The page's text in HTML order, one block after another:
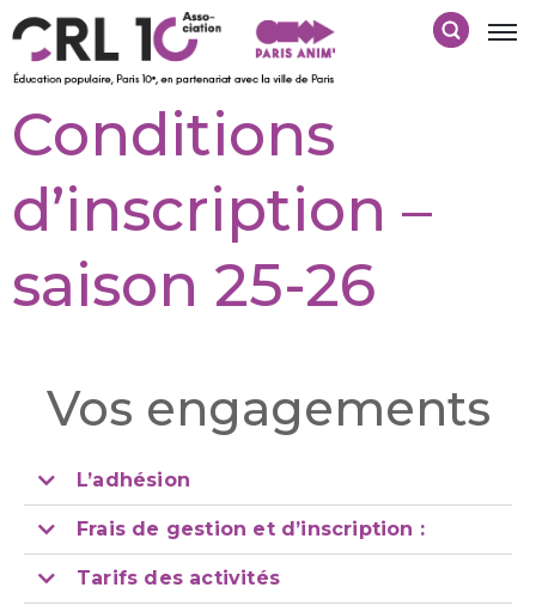
Conditions
d’inscription –
saison 25-26
Vos engagements
L’adhésion
Frais de gestion et d’inscription :
Tarifs des activités